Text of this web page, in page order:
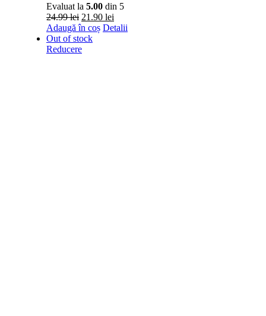
Evaluat la 5.00din 5
24.99lei Prețul
inițial
a
fost:
21.90 leiPrețul
curent
Adaugă în coș Detalii
Out of stock
Reducere